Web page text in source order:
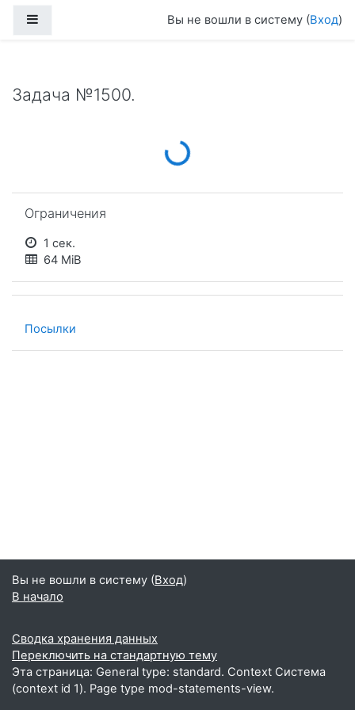
Вы не вошли в систему (Вход)
Задача №1500.
Loading...
Ограничения
1 сек.
64 MiB
Посылки
Вы не вошли в систему (Вход)
В начало
Сводка хранения данных
Переключить на стандартную тему
Эта страница: General type: standard. Context Система
(context id 1). Page type mod-statements-view.